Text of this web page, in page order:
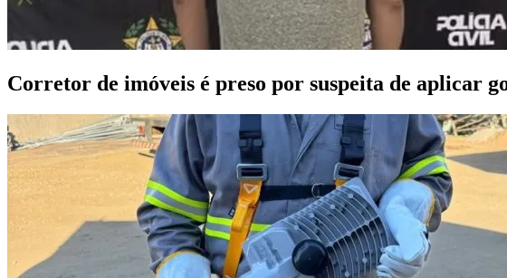
Corretor de imóveis é preso por suspeita de aplicar